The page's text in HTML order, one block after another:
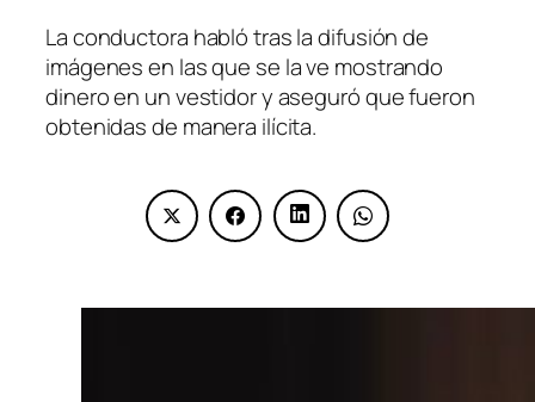
La conductora habló tras la difusión de
imágenes en las que se la ve mostrando
dinero en un vestidor y aseguró que fueron
obtenidas de manera ilícita.